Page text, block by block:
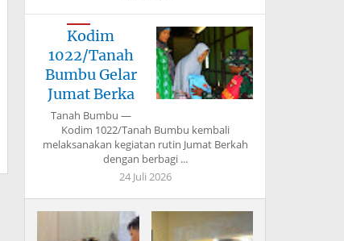
Kodim
1022/Tanah
Bumbu Gelar
Jumat Berka
Tanah Bumbu —
Kodim 1022/Tanah Bumbu kembali
melaksanakan kegiatan rutin Jumat Berkah
dengan berbagi ...
24 Juli 2026